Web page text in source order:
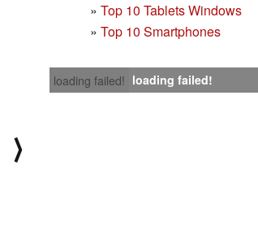
» Top 10 Tablets Windows
» Top 10 Smartphones
loading failed! loading failed!
⟩